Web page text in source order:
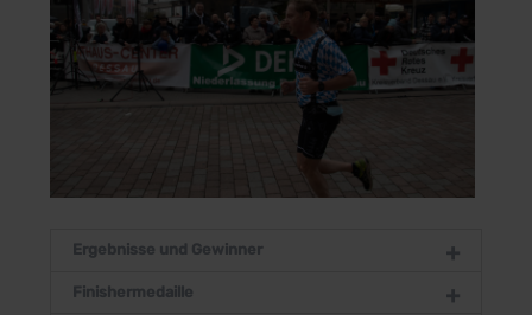
Ergebnisse und Gewinner
Finishermedaille